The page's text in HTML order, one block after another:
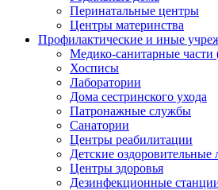
Перинатальные центры
Центры материнства
Профилактические и иные
Медико-санитарные
Хосписы
Лаборатории
Дома сестринского ухода
Патронажные службы
Санатории
Центры реабилитации
Детские оздоровительные
Центры здоровья
Дезинфекционные